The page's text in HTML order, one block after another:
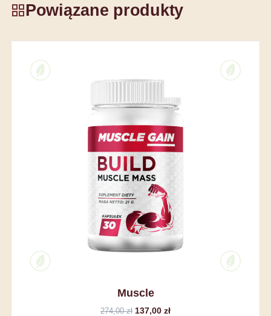
Powiązane produkty
Muscle
274,00 zł 137,00 zł